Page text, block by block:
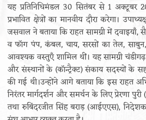
यह प्रतिनिधिमंडल 30 सितंबर से 1
प्रभावित क्षेत्रों का मानवीय दौरा करेगा।
जसवाल ने बताया कि राहत सामग्री में दवाइयाँ,
व फॉग पंप, कंबल, चाय, सरसों का तेल,
आवश्यक वस्तुएँ शामिल थीं। यह सामग्री
और संस्थानों के (कॉन्ट्रैक्ट) संकाय सदस्यों के
की गई थी।उन्होंने आगे बताया कि इस राहत
निरंतर मार्गदर्शन और समर्थन के लिए प्रेरणा
तथा रुबिंदरजीत सिंह बराड़ (आईएएस),